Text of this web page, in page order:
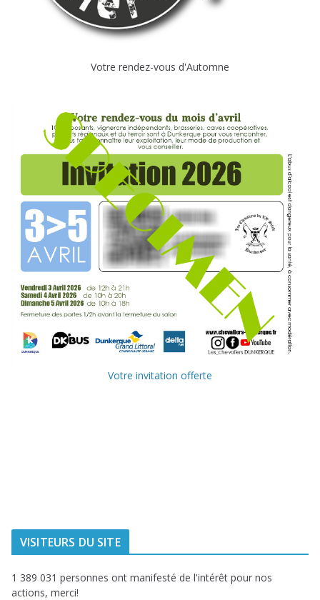
Votre rendez-vous d'Automne
Votre invitation offerte
VISITEURS DU SITE
1 389 031 personnes ont manifesté de l'intérêt pour nos
actions, merci!